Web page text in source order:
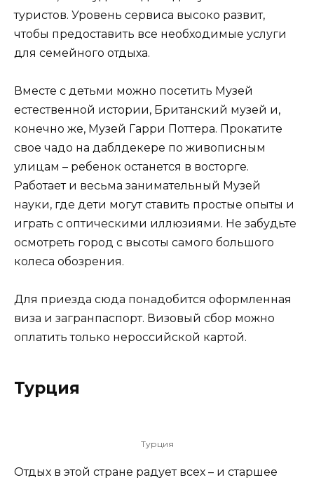
туристов. Уровень сервиса высоко развит,
чтобы предоставить все необходимые услуги
для семейного отдыха.
Вместе с детьми можно посетить Музей
естественной истории, Британский музей и,
конечно же, Музей Гарри Поттера. Прокатите
свое чадо на даблдекере по живописным
улицам – ребенок останется в восторге.
Работает и весьма занимательный Музей
науки, где дети могут ставить простые опыты и
играть с оптическими иллюзиями. Не забудьте
осмотреть город с высоты самого большого
колеса обозрения.
Для приезда сюда понадобится оформленная
виза и загранпаспорт. Визовый сбор можно
оплатить только нероссийской картой.
Турция
Турция
Отдых в этой стране радует всех – и старшее